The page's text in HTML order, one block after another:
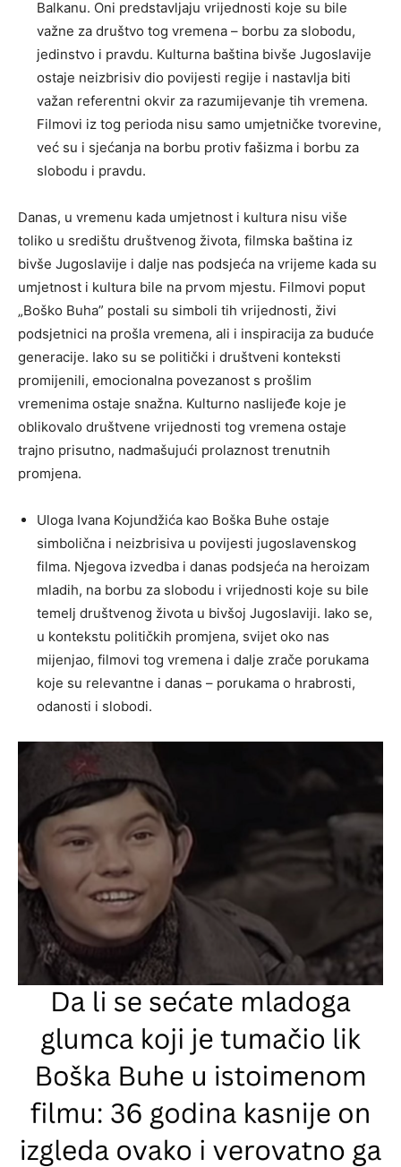
Balkanu. Oni predstavljaju vrijednosti koje su bile
važne za društvo tog vremena – borbu za slobodu,
jedinstvo i pravdu. Kulturna baština bivše Jugoslavije
ostaje neizbrisiv dio povijesti regije i nastavlja biti
važan referentni okvir za razumijevanje tih vremena.
Filmovi iz tog perioda nisu samo umjetničke tvorevine,
već su i sjećanja na borbu protiv fašizma i borbu za
slobodu i pravdu.
Danas, u vremenu kada umjetnost i kultura nisu više
toliko u središtu društvenog života, filmska baština iz
bivše Jugoslavije i dalje nas podsjeća na vrijeme kada su
umjetnost i kultura bile na prvom mjestu. Filmovi poput
„Boško Buha” postali su simboli tih vrijednosti, živi
podsjetnici na prošla vremena, ali i inspiracija za buduće
generacije. Iako su se politički i društveni konteksti
promijenili, emocionalna povezanost s prošlim
vremenima ostaje snažna. Kulturno naslijeđe koje je
oblikovalo društvene vrijednosti tog vremena ostaje
trajno prisutno, nadmašujući prolaznost trenutnih
promjena.
Uloga Ivana Kojundžića kao Boška Buhe ostaje
simbolična i neizbrisiva u povijesti jugoslavenskog
filma. Njegova izvedba i danas podsjeća na heroizam
mladih, na borbu za slobodu i vrijednosti koje su bile
temelj društvenog života u bivšoj Jugoslaviji. Iako se,
u kontekstu političkih promjena, svijet oko nas
mijenjao, filmovi tog vremena i dalje zrače porukama
koje su relevantne i danas – porukama o hrabrosti,
odanosti i slobodi.